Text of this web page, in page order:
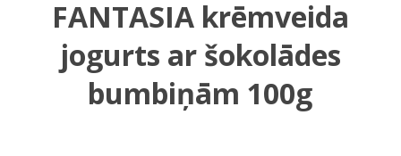
FANTASIA krēmveida
jogurts ar šokolādes
bumbiņām 100g